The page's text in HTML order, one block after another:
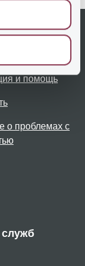
и помощь
о проблемах с